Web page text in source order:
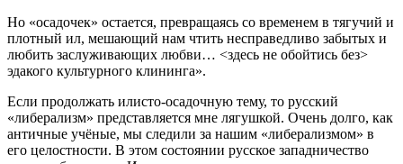
Но «осадочек» остается, превращаясь со временем в тягучий и
плотный ил, мешающий нам чтить несправедливо забытых и
любить заслуживающих любви… <здесь не обойтись без>
эдакого культурного клининга».
Если продолжать илисто-осадочную тему, то русский
«либерализм» представляется мне лягушкой. Очень долго, как
античные учёные, мы следили за нашим «либерализмом» в
его целостности. В этом состоянии русское западничество